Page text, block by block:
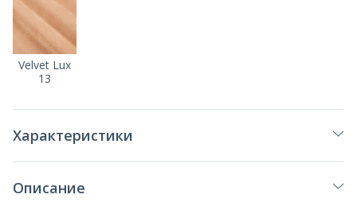
Velvet Lux
13
Характеристики
Описание